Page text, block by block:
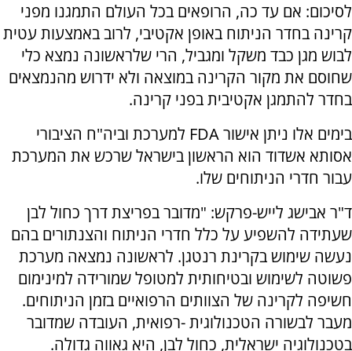
לסיכום: אם עד כה, הרופאים בכל העולם התמגנו מפני
קרינה בחדר הניתוח באופן אקטיבי, לרוב באמצעות עטית
לבוש מגן כבד משקל ומגביל, הרי שלראשונה נמצא כלי
שחוסם את מקור הקרינה במוצאה ולא ידרוש מהנמצאים
בחדר להתמגן אקטיבית בפני קרינה.
בימים אלו ניתן אישור FDA למערכת וביה"ח הציבורי
אסותא אשדוד הוא הראשון בישראל שרכש את המערכת
עבור חדרי הניתוחים שלו.
ד"ר אבישג לייש-פרקש: "מדובר בפריצת דרך כחול לבן
שעתידה להשפיע על כלל חדרי הניתוח והצנתורים בהם
נעשה שימוש בקרינת רנטגן. לראשונה נמצאה מערכת
פשוטה לשימוש ובטיחותית למטופל שמורידה למינימום
חשיפה לקרינה של הצוותים הרפואיים בזמן הניתוחים.
מעבר לבשורה הטכנולוגית -רפואית, העובדה שמדובר
בטכנולוגיה ישראלית, כחול לבן, היא גאווה גדולה.